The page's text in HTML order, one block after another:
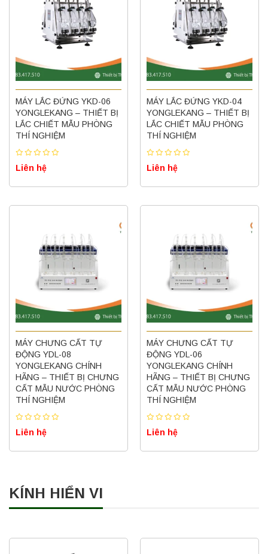
MÁY LẮC ĐỨNG YKD-06
YONGLEKANG – THIẾT BỊ
LẮC CHIẾT MẪU PHÒNG
THÍ NGHIỆM
Liên hệ
MÁY LẮC ĐỨNG YKD-04
YONGLEKANG – THIẾT BỊ
LẮC CHIẾT MẪU PHÒNG
THÍ NGHIỆM
Liên hệ
MÁY CHƯNG CẤT TỰ
ĐỘNG YDL-08
YONGLEKANG CHÍNH
HÃNG – THIẾT BỊ CHƯNG
CẤT MẪU NƯỚC PHÒNG
THÍ NGHIỆM
Liên hệ
MÁY CHƯNG CẤT TỰ
ĐỘNG YDL-06
YONGLEKANG CHÍNH
HÃNG – THIẾT BỊ CHƯNG
CẤT MẪU NƯỚC PHÒNG
THÍ NGHIỆM
Liên hệ
KÍNH HIỂN VI